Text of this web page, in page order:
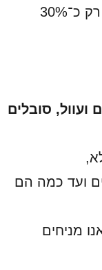
או יותר שומעים – רק כ־30%
סובלים
ועד כמה הם
מניחים